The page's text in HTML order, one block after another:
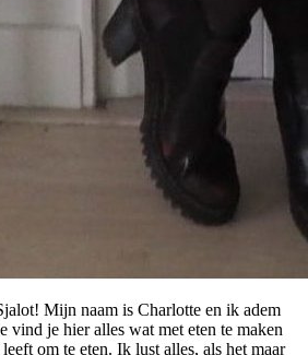
Mijn naam is Charlotte en ik adem
vind je hier alles wat met eten te maken
om te eten. Ik lust alles, als het maar